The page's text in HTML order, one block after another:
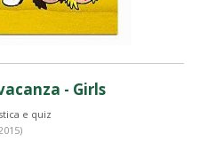
- Girls
e quiz